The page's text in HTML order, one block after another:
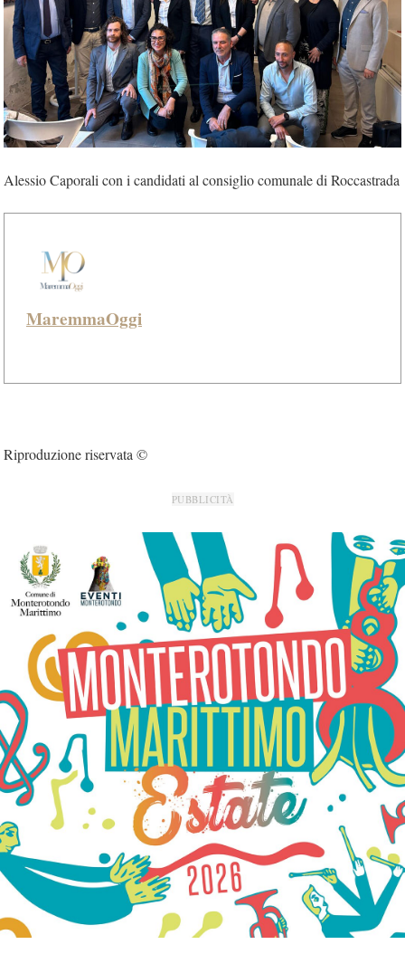
Alessio Caporali con i candidati al consiglio comunale di Roccastrada
MaremmaOggi
Riproduzione riservata ©
PUBBLICITÀ